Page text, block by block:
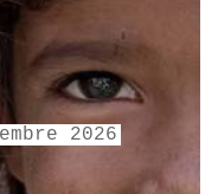
2026